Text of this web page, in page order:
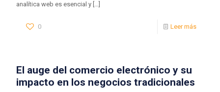
analítica web es esencial y […]
0 Leer más
El auge del comercio electrónico y su
impacto en los negocios tradicionales